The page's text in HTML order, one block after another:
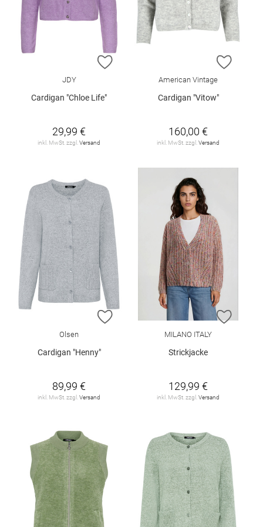
ZUR WUNSCHLISTE HINZUFÜGEN
JDY
Cardigan "Chloe Life"
29,99 €
inkl. MwSt. zzgl. Versand
ZUR
American Vintage
Cardigan "Vitow"
160,00 €
inkl. MwSt. zzgl. Versand
ZUR WUNSCHLISTE HINZUFÜGEN
Olsen
Cardigan "Henny"
89,99 €
inkl. MwSt. zzgl. Versand
ZUR
MILANO ITALY
Strickjacke
129,99 €
inkl. MwSt. zzgl. Versand